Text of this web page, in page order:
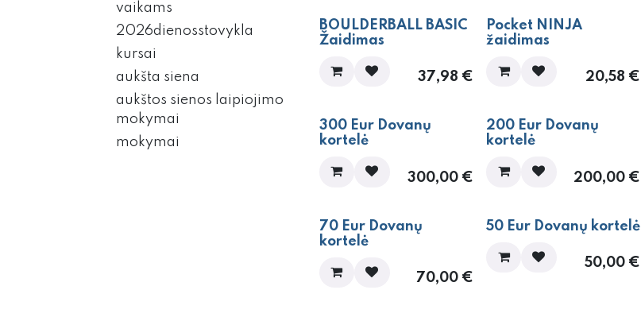
vaikams
2026dienosstovykla
kursai
aukšta siena
aukštos sienos laipiojimo
mokymai
mokymai
NAUJIENA!
BOULDERBALL BASIC
Žaidimas
37,98 € NAUJIENA!
Pocket NINJA
žaidimas
20,58 €
300 Eur Dovanų
kortelė
300,00 €
200 Eur Dovanų
kortelė
200,00 €
70 Eur Dovanų
kortelė
70,00 €
50 Eur Dovanų kortelė
50,00 €